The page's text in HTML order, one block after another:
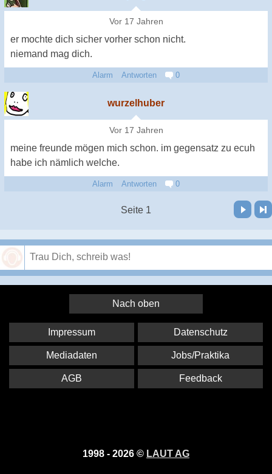
Vor 17 Jahren
er mochte dich sicher vorher schon nicht.
niemand mag dich.
Alarm Antworten 0
wurzelhuber
Vor 17 Jahren
meine freunde mögen mich schon. im gegensatz zu ecuh
habe ich nämlich welche.
Alarm Antworten 0
Seite 1
Vor Letzte Seite
Nach oben
1998 - 2026 © LAUT AG
Impressum Datenschutz
Mediadaten Jobs/Praktika
AGB Feedback